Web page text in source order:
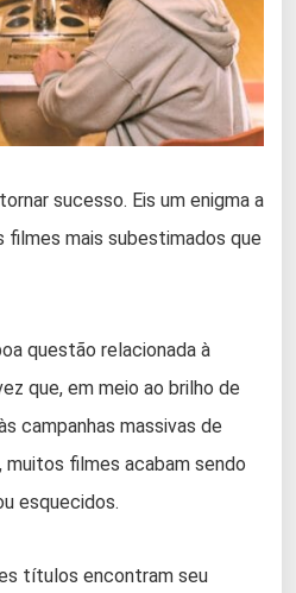
sucesso. Eis um enigma a
filmes mais subestimados que
questão relacionada à
que, em meio ao brilho de
campanhas massivas de
filmes acabam sendo
esquecidos.
títulos encontram seu